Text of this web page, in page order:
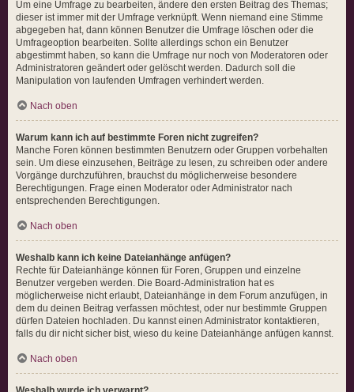
Um eine Umfrage zu bearbeiten, ändere den ersten Beitrag des Themas;
dieser ist immer mit der Umfrage verknüpft. Wenn niemand eine Stimme
abgegeben hat, dann können Benutzer die Umfrage löschen oder die
Umfrageoption bearbeiten. Sollte allerdings schon ein Benutzer
abgestimmt haben, so kann die Umfrage nur noch von Moderatoren oder
Administratoren geändert oder gelöscht werden. Dadurch soll die
Manipulation von laufenden Umfragen verhindert werden.
Nach oben
Warum kann ich auf bestimmte Foren nicht zugreifen?
Manche Foren können bestimmten Benutzern oder Gruppen vorbehalten
sein. Um diese einzusehen, Beiträge zu lesen, zu schreiben oder andere
Vorgänge durchzuführen, brauchst du möglicherweise besondere
Berechtigungen. Frage einen Moderator oder Administrator nach
entsprechenden Berechtigungen.
Nach oben
Weshalb kann ich keine Dateianhänge anfügen?
Rechte für Dateianhänge können für Foren, Gruppen und einzelne
Benutzer vergeben werden. Die Board-Administration hat es
möglicherweise nicht erlaubt, Dateianhänge in dem Forum anzufügen, in
dem du deinen Beitrag verfassen möchtest, oder nur bestimmte Gruppen
dürfen Dateien hochladen. Du kannst einen Administrator kontaktieren,
falls du dir nicht sicher bist, wieso du keine Dateianhänge anfügen kannst.
Nach oben